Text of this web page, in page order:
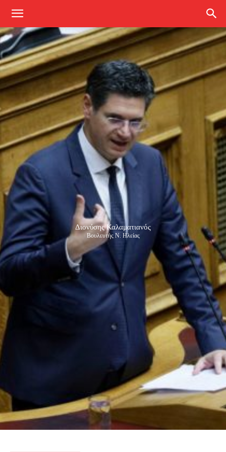
Διονύσης Καλαματιανός
Βουλευτής Ν. Ηλείας